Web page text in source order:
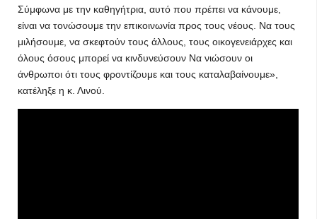
Σύμφωνα με την καθηγήτρια, αυτό που πρέπει να κάνουμε,
είναι να τονώσουμε την επικοινωνία προς τους νέους. Να τους
μιλήσουμε, να σκεφτούν τους άλλους, τους οικογενειάρχες και
όλους όσους μπορεί να κινδυνεύσουν Να νιώσουν οι
άνθρωποι ότι τους φροντίζουμε και τους καταλαβαίνουμε»,
κατέληξε η κ. Λινού.